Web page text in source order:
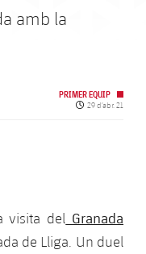
amb la
PRIMER EQUIP
Data de publicació
29 d’abr. 21
visita del Granada
de Lliga. Un duel